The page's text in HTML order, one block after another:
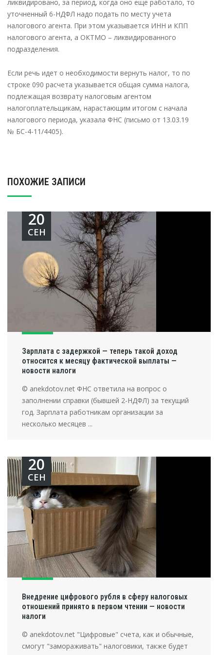
ликвидировано, за период, когда оно еще работало, то
уточненный 6-НДФЛ надо подать по месту учета
налогового агента. При этом указывается ИНН и КПП
налогового агента, а ОКТМО – ликвидированного
подразделения.
Если речь идет о необходимости вернуть налог, то по
строке 090 расчета указывается общая сумма налога,
подлежащая возврату налоговым агентом
налогоплательщикам, нарастающим итогом с начала
налогового периода, указала ФНС (письмо от 13.03.19
№ БС-4-11/4405).
ПОХОЖИЕ ЗАПИСИ
Зарплата с задержкой — теперь такой доход
относится к месяцу фактической выплаты —
новости налоги
20
СЕН
© anekdotov.net ФНС ответила на вопрос о
заполнении справки (бывшей 2-НДФЛ) за текущий
год. Зарплата работникам организации за
несколько месяцев ...
Внедрение цифрового рубля в сферу налоговых
отношений принято в первом чтении — новости
налоги
20
СЕН
© anekdotov.net "Цифровые" счета, как и обычные,
смогут "замораживать" налоговики, также будет